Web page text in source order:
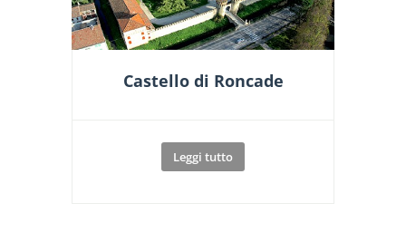
Castello di Roncade
Leggi tutto